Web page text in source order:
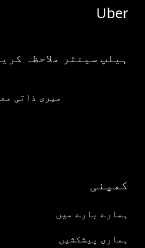
Uber
ہیلپ سینٹر ملاحظہ
میری ذاتی
کمپنی
ہمارے بارے میں
ہماری پیشکشیں